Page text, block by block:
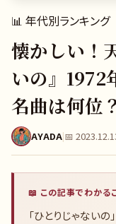
📊 年代別ランキング
懐かしい！
いの』1972
名曲は何位？
AYADA|📅
📖 この記事でわかる
「ひとりじゃない